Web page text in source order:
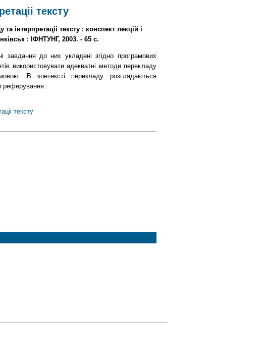
тексту
інтерпретаціі тексту : конспект лекцій і
: ІФНТУНГ, 2003. - 65 с.
завдання до них укладені згідно програмових
використовувати адекватні методи перекладу
В контексті перекладу розглядаються
реферування.
тексту